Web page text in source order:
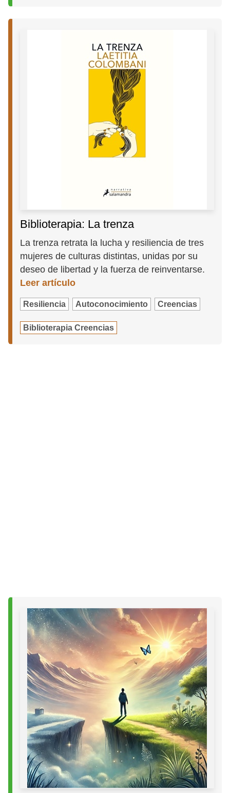
Biblioterapia: La trenza
La trenza retrata la lucha y resiliencia de tres
mujeres de culturas distintas, unidas por su
deseo de libertad y la fuerza de reinventarse.
Leer artículo
Resiliencia Autoconocimiento Creencias
Biblioterapia Creencias